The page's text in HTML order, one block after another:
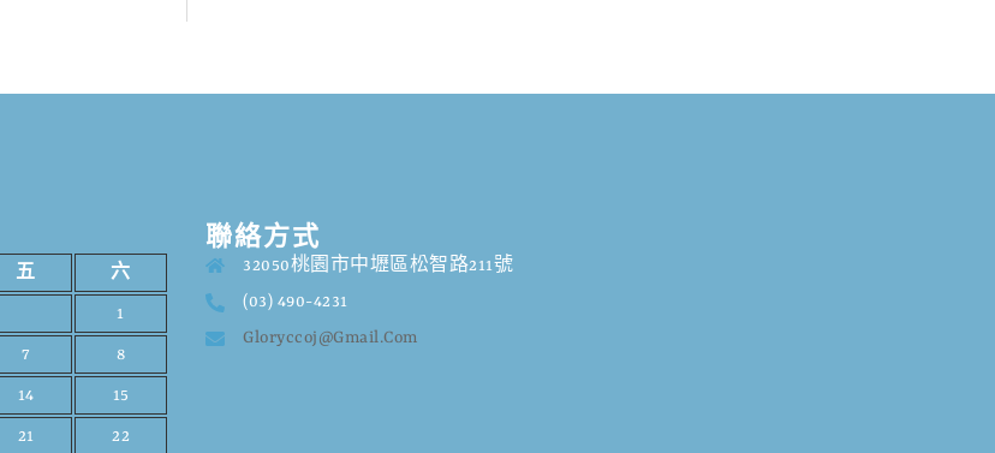
五 六
1
7 8
14 15
21 22
聯絡方式
32050桃園市中壢區松智路211號
(03) 490-4231
Gloryccoj@gmail.com